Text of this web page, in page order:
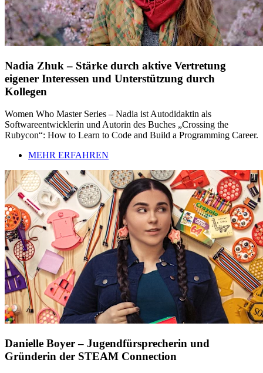
Nadia Zhuk – Stärke durch aktive Vertretung
eigener Interessen und Unterstützung durch
Kollegen
Women Who Master Series – Nadia ist Autodidaktin als
Softwareentwicklerin und Autorin des Buches „Crossing the
Rubycon“: How to Learn to Code and Build a Programming Career.
MEHR ERFAHREN
Danielle Boyer – Jugendfürsprecherin und
Gründerin der STEAM Connection